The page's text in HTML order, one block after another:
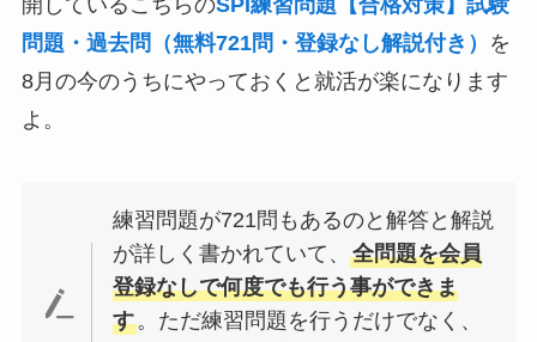
問題・過去問（無料721問・登録なし解説付き）
を
8月の今のうちにやっておくと就活が楽になります
よ。
練習問題が721問もあるのと解答と解説
が詳しく書かれていて、全問題を会員
登録なしで何度でも行う事ができま
す。ただ練習問題を行うだけでなく、